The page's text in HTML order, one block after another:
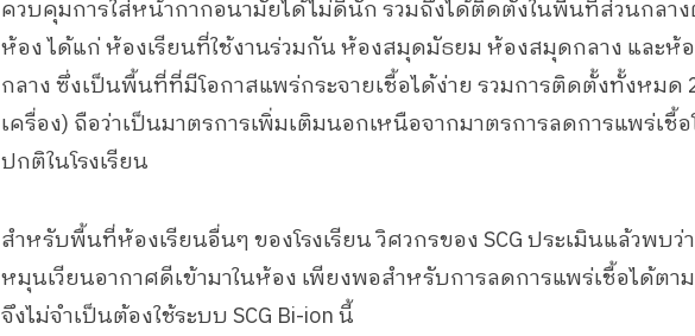
ควบคุมการใส่หน้ากากอนามัยได้ไม่ดีนัก รวมถึงได้ติดตั้งในพื้นที่ส่วนกลาง
ห้อง ได้แก่ ห้องเรียนที่ใช้งานร่วมกัน ห้องสมุดมัธยม ห้องสมุดกลาง และห้
กลาง ซึ่งเป็นพื้นที่ที่มีโอกาสแพร่กระจายเชื้อได้ง่าย รวมการติดตั้งทั้งหมด
เครื่อง) ถือว่าเป็นมาตรการเพิ่มเติมนอกเหนือจากมาตรการลดการแพร่เชื้
ปกติในโรงเรียน
สำหรับพื้นที่ห้องเรียนอื่นๆ ของโรงเรียน วิศวกรของ SCG ประเมินแล้วพบว่
หมุนเวียนอากาศดีเข้ามาในห้อง เพียงพอสำหรับการลดการแพร่เชื้อได้ตา
จึงไม่จำเป็นต้องใช้ระบบ SCG Bi-ion นี้